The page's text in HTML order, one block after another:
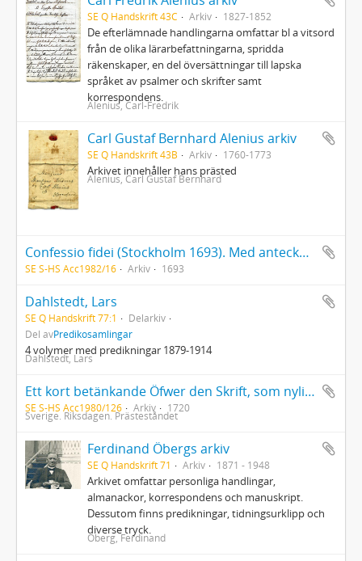
SE Q Handskrift 43C Arkiv 1827-1852
De efterlämnade handlingarna omfattar bl a vitsord
från de olika lärarbefattningarna, spridda
räkenskaper, en del översättningar till lapska
språket av psalmer och skrifter samt
korrespondens.
Alenius, Carl-Fredrik
Carl Gustaf Bernhard Alenius arkiv
SE Q Handskrift 43B Arkiv 1760-1773
Arkivet innehåller hans prästed
Alenius, Carl Gustaf Bernhard
Confessio fidei (Stockholm 1693). Med anteckningar framför allt på ett löst blad längst bak i boken. Flera namnteckningar, den första Per Johan Sjöström
SE S-HS Acc1982/16 Arkiv 1693
Dahlstedt, Lars
SE Q Handskrift 77:1
Delarkiv
Del avPredikosamlingar
4 volymer med predikningar 1879-1914
Dahlstedt, Lars
Ett kort betänkande Öfwer den Skrift, som nyligen af Trycket utgånget är, Hwars Titul och inscription är denna: Är the Christel: och med wår evangeliska lära enigt at Högwördiga Prästerskapet sökia rum och Säte på det werdsliga Ståndets Rangordning?
SE S-HS Acc1980/126 Arkiv 1720
Sverige. Riksdagen. Prästeståndet
Ferdinand Öbergs arkiv
SE Q Handskrift 71 Arkiv 1871 - 1948
Arkivet omfattar personliga handlingar,
almanackor, korrespondens och manuskript.
Dessutom finns predikningar, tidningsurklipp och
diverse tryck.
Öberg, Ferdinand